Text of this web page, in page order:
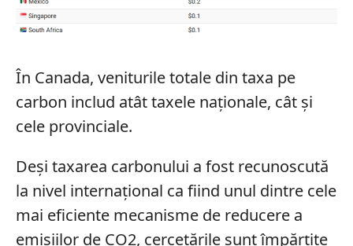
În Canada, veniturile totale din taxa pe
carbon includ atât taxele naționale, cât și
cele provinciale.
Deși taxarea carbonului a fost recunoscută
la nivel internațional ca fiind unul dintre cele
mai eficiente mecanisme de reducere a
emisiilor de CO2, cercetările sunt împărțite